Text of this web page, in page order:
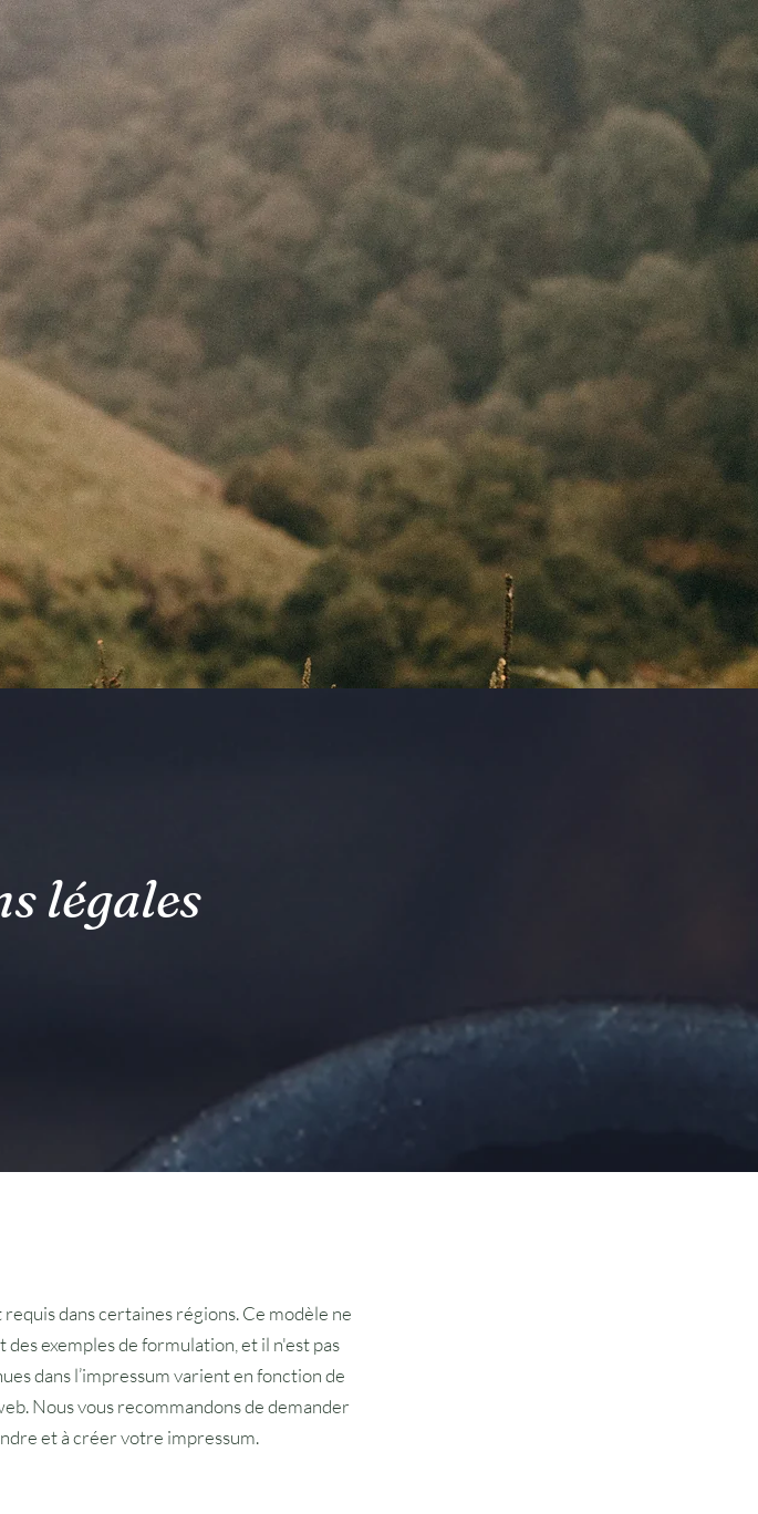
légales
dans certaines régions. Ce modèle ne
exemples de formulation, et il n'est pas
dans l’impressum varient en fonction de
Nous vous recommandons de demander
et à créer votre impressum.